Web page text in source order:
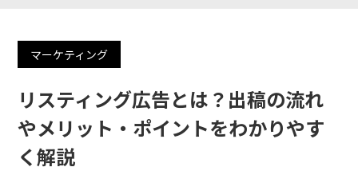
マーケティング
リスティング広告とは？出稿の流れ
やメリット・ポイントをわかりやす
く解説